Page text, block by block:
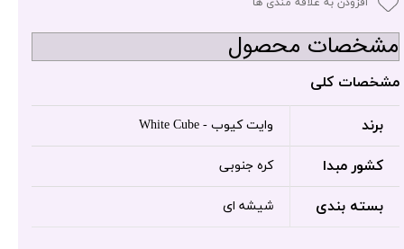
افزودن به علاقه مندی ها
مشخصات محصول
مشخصات کلی
برند وایت کیوب - White Cube
کشور مبدا کره جنوبی
بسته بندی شیشه ای